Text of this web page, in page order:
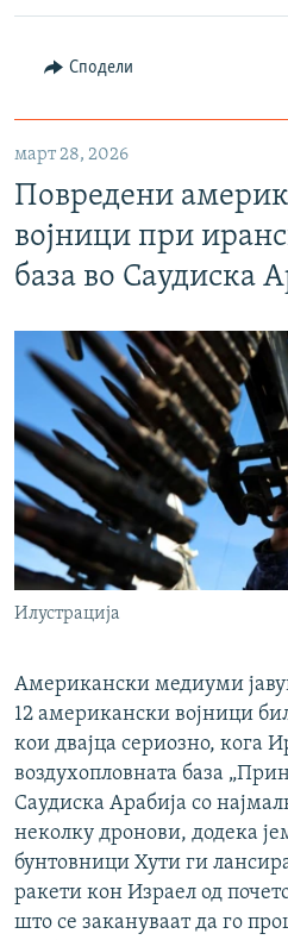
Сподели
март 28, 2026
Повредени
војници при
база во Саудиска
Илустрација
Американски медиуми
12 американски војници
кои двајца сериозно, кога
воздухопловната база
Саудиска Арабија со
неколку дронови, додека
бунтовници Хути ги
ракети кон Израел од
што се закануваат да го